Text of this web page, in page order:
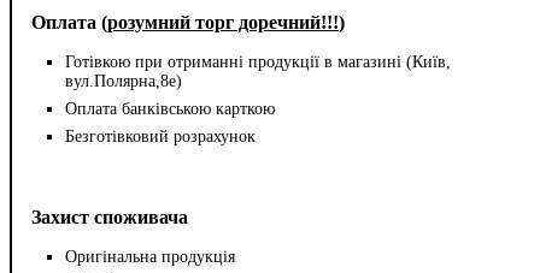
Оплата (розумний торг доречний!!!)
Готівкою при отриманні продукції в магазині (Київ,
вул.Полярна,8е)
Оплата банківською карткою
Безготівковий розрахунок
Захист споживача
Оригінальна продукція